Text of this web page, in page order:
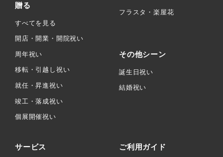
贈る
すべてを見る
開店・開業・開院祝い
周年祝い
移転・引越し祝い
就任・昇進祝い
竣工・落成祝い
個展開催祝い
フラスタ・楽屋花
その他シーン
誕生日祝い
結婚祝い
サービス ご利用ガイド